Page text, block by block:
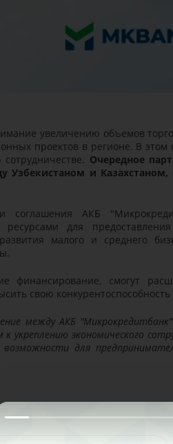
увеличению объемов
проектов в регионе. В
Очередное
Узбекистаном и
соглашения АКБ
для
малого и среднего
финансирование, смогут
свою
между АКБ
укреплению экономического
для